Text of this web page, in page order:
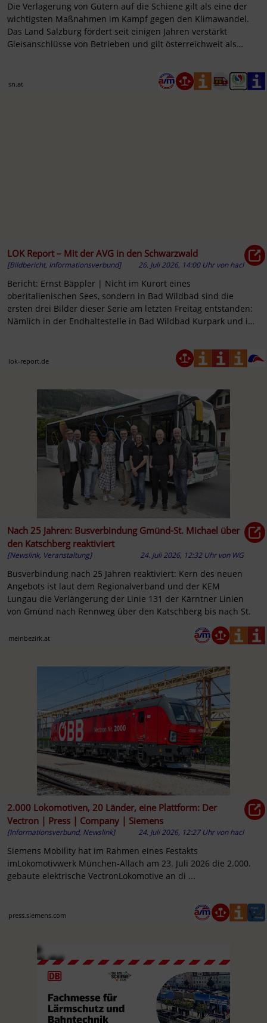
Die Verlagerung von Gütern auf die Schiene gilt als eine der
wichtigsten Maßnahmen im Kampf gegen den Klimawandel.
Das Land Salzburg fördert seit einigen Jahren verstärkt
Gleisanschlüsse von Betrieben und gilt österreichweit als
sn.at
LOK Report – Mit der AVG in den Schwarzwald
[Bildbericht, Informationsverbund] 26. Juli 2026, 14:00 Uhr vonhacl
Bericht: Ernst Bäppler | Nicht im Kurort eines
oberitalienischen Sees, sondern in Bad Wildbad sind die
ersten drei Bilder dieser Serie am letzten Freitag entstanden:
Nämlich in der Endhaltestelle in Bad Wildbad Kurpark und im
lok-report.de
Nach 25 Jahren: Busverbindung Gmünd-St. Michael über
den Katschberg reaktiviert
[Newslink, Veranstaltung] 24. Juli 2026, 12:32 Uhr von WG
Busverbindung nach 25 Jahren reaktiviert: Kern des neuen
Angebots ist laut dem Regionalverband und der KEM
Lungau die Verlängerung der Linie 131 der Kärntner Linien
von Gmünd nach Rennweg über den Katschberg bis nach St.
meinbezirk.at
2.000 Lokomotiven, 20 Länder, eine Plattform: Der
Vectron | Press | Company | Siemens
[Informationsverbund, Newslink] 24. Juli 2026, 12:27 Uhr vonhacl
Siemens Mobility hat im Rahmen eines Festakts
imLokomotivwerk München-Allach am 23. Juli 2026 die 2.000.
gebaute elektrische VectronLokomotive an di ...
press.siemens.com